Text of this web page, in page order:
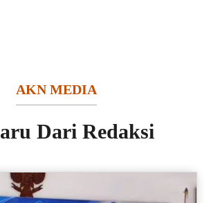
AKN MEDIA
Dari Redaksi